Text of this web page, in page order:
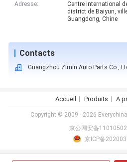
Adresse:
Centre international
district de Baiyun,
Guangdong, Chine
Contacts
Guangzhou Zimin Auto Parts Co.,
Accueil Produits A
Copyright © 2009 - 2026
京公网安备
京ICP备